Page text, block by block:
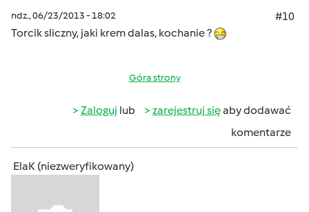
ndz., 06/23/2013 - 18:02
#10
Torcik sliczny, jaki krem dalas, kochanie ?
Góra strony
Zaloguj lub zarejestruj sięaby dodawać
komentarze
ElaK (niezweryfikowany)